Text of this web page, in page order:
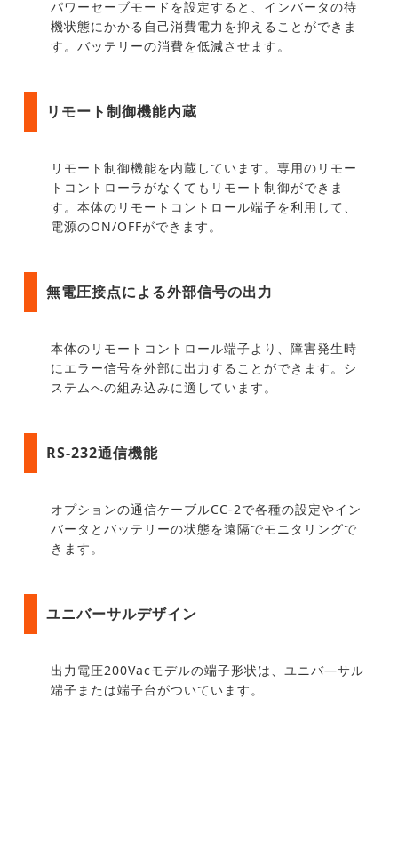
パワーセーブモードを設定すると、インバータの待
機状態にかかる自己消費電力を抑えることができま
す。バッテリーの消費を低減させます。
リモート制御機能内蔵
リモート制御機能を内蔵しています。専用のリモー
トコントローラがなくてもリモート制御ができま
す。本体のリモートコントロール端子を利用して、
電源のON/OFFができます。
無電圧接点による外部信号の出力
本体のリモートコントロール端子より、障害発生時
にエラー信号を外部に出力することができます。シ
ステムへの組み込みに適しています。
RS-232通信機能
オプションの通信ケーブルCC-2で各種の設定やイン
バータとバッテリーの状態を遠隔でモニタリングで
きます。
ユニバーサルデザイン
出力電圧200Vacモデルの端子形状は、ユニバ―サル
端子または端子台がついています。